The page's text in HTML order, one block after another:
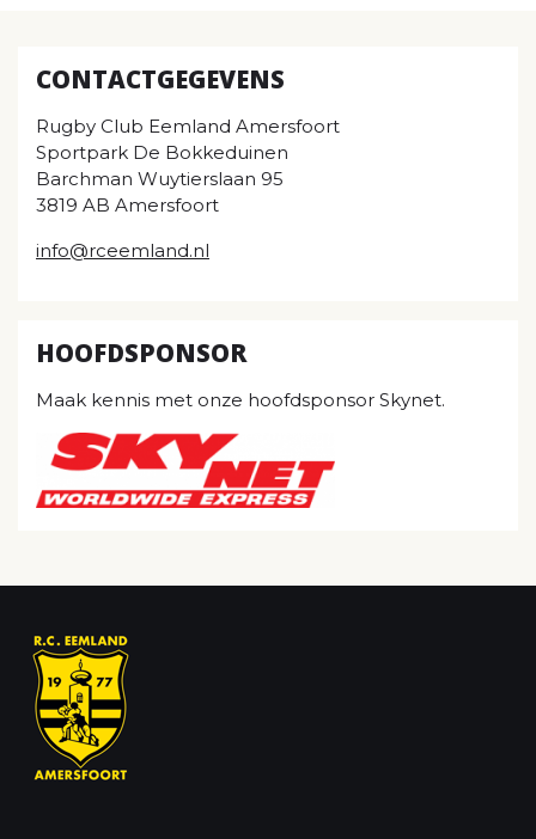
CONTACTGEGEVENS
Rugby Club Eemland Amersfoort
Sportpark De Bokkeduinen
Barchman Wuytierslaan 95
3819 AB Amersfoort
info@rceemland.nl
HOOFDSPONSOR
Maak kennis met onze hoofdsponsor Skynet.